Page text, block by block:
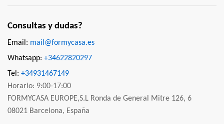
Consultas y dudas?
Email: mail@formycasa.es
Whatsapp: +34622820297
Tel: +34931467149
Horario: 9:00-17:00
FORMYCASA EUROPE,S.L Ronda de General Mitre 126, 6
08021 Barcelona, España